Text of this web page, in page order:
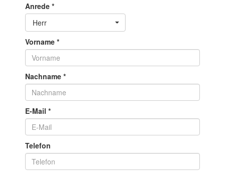
Anrede *
HerrToggle Dropdown
Vorname *
Nachname *
E-Mail *
Telefon